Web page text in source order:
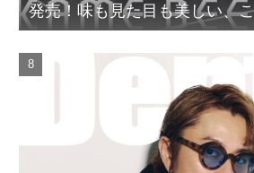
発売！味も見た目も美しい、
ルがついに完成